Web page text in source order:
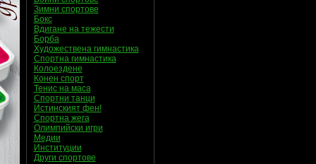
Зимни спортове
Бокс
Вдигане на тежести
Борба
Художествена гимнастика
Спортна гимнастика
Колоездене
Конен спорт
Тенис на маса
Спортни танци
Истинският фен!
Спортна жега
Олимпийски игри
Медии
Институции
Други спортове